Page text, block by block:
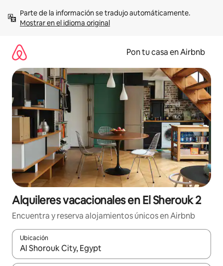
contenidoMostrar en el idioma original
Pon tu casa en Airbnb
Alquileres vacacionales en El Sherouk 2
Encuentra y reserva alojamientos únicos en Airbnb
Ubicación
Cuando los resultados estén disponibles, navega con las